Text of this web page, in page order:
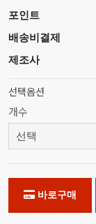
포인트
배송비결제
제조사
선택옵션
개수
바로구매